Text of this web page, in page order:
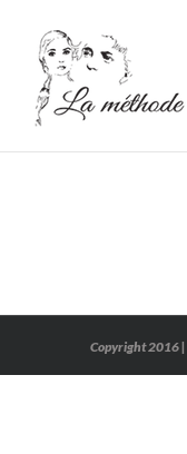
contenu
Copyright 2016 |